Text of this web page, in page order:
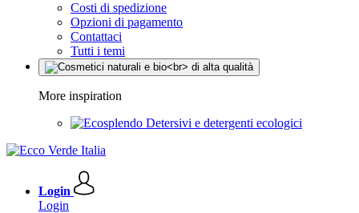
Costi di spedizione
Opzioni di pagamento
Contattaci
Tutti i temi
More inspiration
Detersivi e detergenti ecologici
Login
Login